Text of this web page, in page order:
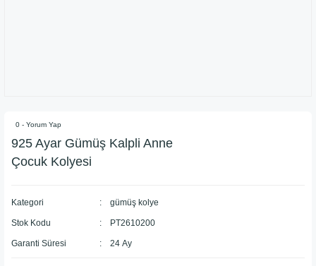
0 - Yorum Yap
925 Ayar Gümüş Kalpli Anne
Çocuk Kolyesi
Kategori gümüş kolye
Stok Kodu PT2610200
Garanti Süresi 24 Ay